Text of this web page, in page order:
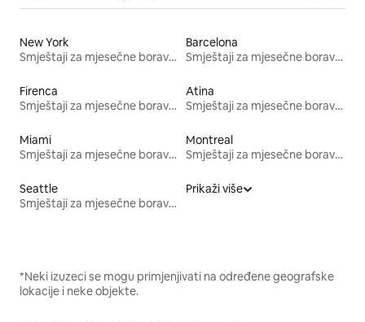
New York
Smještaji za mjesečne boravke
Barcelona
Smještaji za mjesečne boravke
Firenca
Smještaji za mjesečne boravke
Atina
Smještaji za mjesečne boravke
Miami
Smještaji za mjesečne boravke
Montreal
Smještaji za mjesečne boravke
Seattle
Smještaji za mjesečne boravke
Prikaži više
*Neki izuzeci se mogu primjenjivati na određene geografske
lokacije i neke objekte.